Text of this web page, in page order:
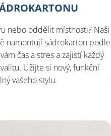
nebo oddělit místnosti? Naši
namontují sádrokarton podle
čas a stres a zajistí každý
Užijte si nový, funkční
vašeho stylu.